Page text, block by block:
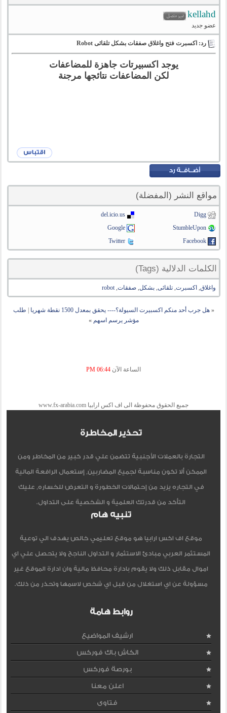
kellahd
عضو جديد
رد: اكسبرت فتح واغلاق صفقات بشكل تلقائى Robot
يوجد اكسبيرتات جاهزة للمضاعفات
لكن المضاعفات نتائجها مرجنة
مواقع النشر (المفضلة)
Digg
del.icio.us
StumbleUpon
Google
Facebook
Twitter
الكلمات الدلالية (Tags)
واغلاق, اكسبرت,تلقائى,بشكل,صفقات,
robot
« هل جرب أحد منكم اكسبيرت السيولة؟---- يحقق بمعدل 1500 نقطة شهريا
طلب
مؤشر يرسم اسهم »
الساعة الآن 06:44 PM
جميع الحقوق محفوظة الى اف اكس ارابيا www.fx-arabia.com
تحذير المخاطرة
التجارة بالعملات الأجنبية تتضمن علي قدر كبير من المخاطر ومن
الممكن ألا تكون مناسبة لجميع المضاربين, إستعمال الرافعة المالية
في التجاره يزيد من إحتمالات الخطورة و التعرض للخساره, عليك
التأكد من قدرتك العلمية و الشخصية على التداول.
تنبيه هام
موقع اف اكس ارابيا هو موقع تعليمي خالص يهدف الي توعية
المستثمر العربي مبادئ الاستثمار و التداول الناجح ولا يتحصل علي اي
اموال مقابل ذلك ولا يقوم بادارة محافظ مالية وان ادارة الموقع غير
مسؤولة عن اي استغلال من قبل اي شخص لاسمها وتحذر من ذلك.
روابط هامة
ارشيف المواضيع
الكاش باك فوركس
بورصة فوركس
اعلن معنا
فتاوى